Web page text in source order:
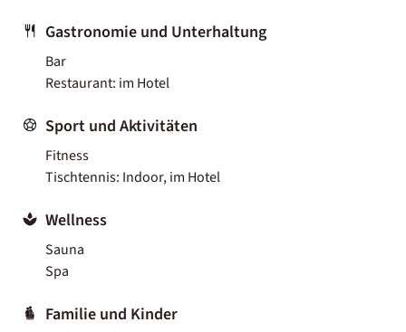
Gastronomie und Unterhaltung
Bar
Restaurant: im Hotel
Sport und Aktivitäten
Fitness
Tischtennis: Indoor, im Hotel
Wellness
Sauna
Spa
Familie und Kinder